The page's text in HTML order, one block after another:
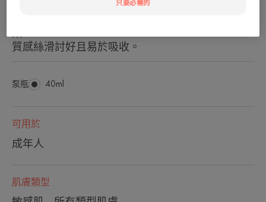
質感絲滑討好且易於吸收。
泵瓶
泵
40ml
可用於
成年人
肌膚類型
只要必需的